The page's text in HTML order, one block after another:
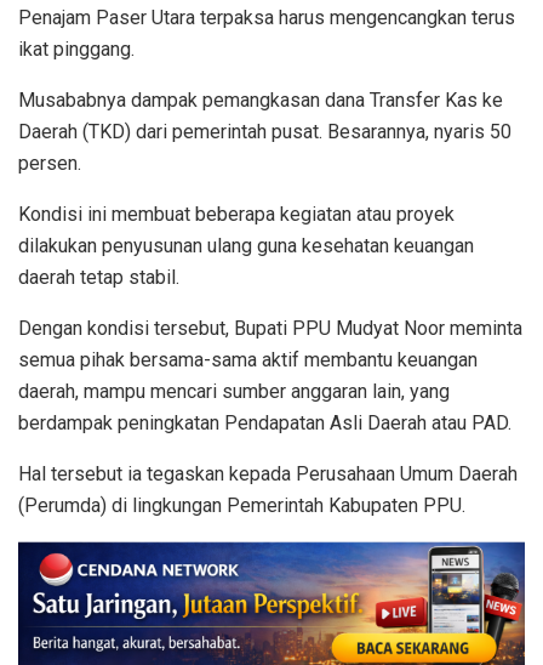
Penajam Paser Utara terpaksa harus mengencangkan terus
ikat pinggang.
Musababnya dampak pemangkasan dana Transfer Kas ke
Daerah (TKD) dari pemerintah pusat. Besarannya, nyaris 50
persen.
Kondisi ini membuat beberapa kegiatan atau proyek
dilakukan penyusunan ulang guna kesehatan keuangan
daerah tetap stabil.
Dengan kondisi tersebut, Bupati PPU Mudyat Noor meminta
semua pihak bersama-sama aktif membantu keuangan
daerah, mampu mencari sumber anggaran lain, yang
berdampak peningkatan Pendapatan Asli Daerah atau PAD.
Hal tersebut ia tegaskan kepada Perusahaan Umum Daerah
(Perumda) di lingkungan Pemerintah Kabupaten PPU.